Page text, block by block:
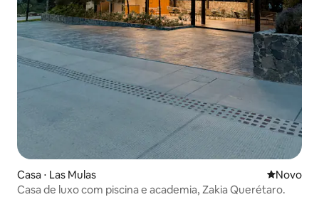
Casa ⋅ Las Mulas Novo
Novo
Casa de luxo com piscina e academia, Zakia Querétaro.